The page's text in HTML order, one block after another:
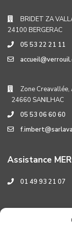
BRIDET ZA
24100 BERGERAC
05 53 22 21 11
Zone Creavallée,
24660 SANILHAC
05 53 06 60 60
Assistance
01 49 93 21 07